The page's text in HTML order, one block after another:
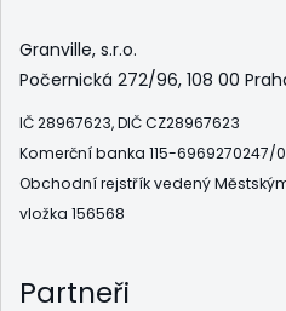
Granville, s.r.o.
Počernická 272/96, 108 00
IČ 28967623, DIČ CZ28967623
Komerční banka 115-6969270247/
Obchodní rejstřík vedený
vložka 156568
Partneři